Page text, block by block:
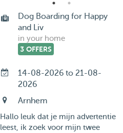
Dog Boarding for Happy
and Liv
in your home
3 OFFERS
14-08-2026 to 21-08-
2026
Arnhem
Hallo leuk dat je mijn advertentie
leest, ik zoek voor mijn twee